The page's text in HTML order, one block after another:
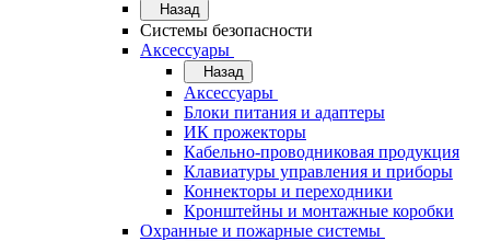
Назад
Системы безопасности
Аксессуары
Назад
Аксессуары
Блоки питания и адаптеры
ИК прожекторы
Кабельно-проводниковая продукция
Клавиатуры управления и приборы
Коннекторы и переходники
Кронштейны и монтажные коробки
Охранные и пожарные системы